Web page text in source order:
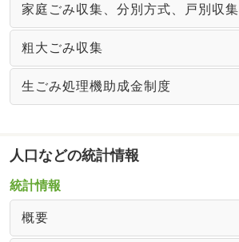
家庭ごみ収集、分別方式、戸別収集
粗大ごみ収集
生ごみ処理機助成金制度
人口などの統計情報
統計情報
概要